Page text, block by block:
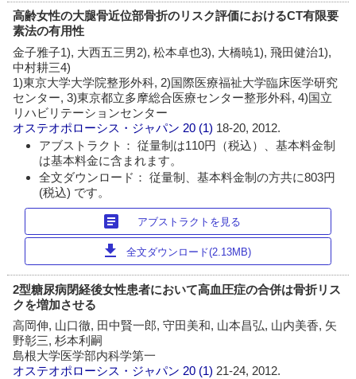
高齢女性の大腿骨近位部骨折のリスク評価におけるCT有限要
素法の有用性
金子雅子1), 大西五三男2), 松本卓也3), 大橋暁1), 飛田健治1),
中村耕三4)
1)東京大学大学院整形外科, 2)国際医療福祉大学臨床医学研究
センター, 3)東京都立多摩総合医療センター整形外科, 4)国立
リハビリテーションセンター
オステオポローシス・ジャパン 20 (1) 18-20, 2012.
アブストラクト： 従量制は110円（税込）、基本料金制
は基本料金に含まれます。
全文ダウンロード： 従量制、基本料金制の方共に803円
(税込) です。
article アブストラクトを見る
download 全文ダウンロード(2.13MB)
2型糖尿病閉経後女性患者において高血圧症の合併は骨折リス
クを増加させる
高岡伸, 山口徹, 田中賢一郎, 守田美和, 山本昌弘, 山内美香, 矢
野彰三, 杉本利嗣
島根大学医学部内科学第一
オステオポローシス・ジャパン 20 (1) 21-24, 2012.